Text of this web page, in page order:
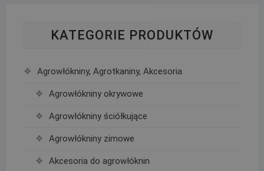
KATEGORIE PRODUKTÓW
Agrowłókniny, Agrotkaniny, Akcesoria
Agrowłókniny okrywowe
Agrowłókniny ściółkujące
Agrowłókniny zimowe
Akcesoria do agrowłóknin